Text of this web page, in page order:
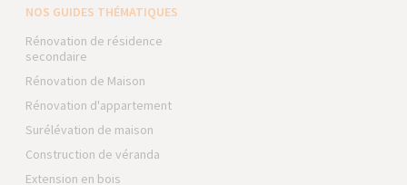
NOS GUIDES THÉMATIQUES
Rénovation de résidence
secondaire
Rénovation de Maison
Rénovation d'appartement
Surélévation de maison
Construction de véranda
Extension en bois